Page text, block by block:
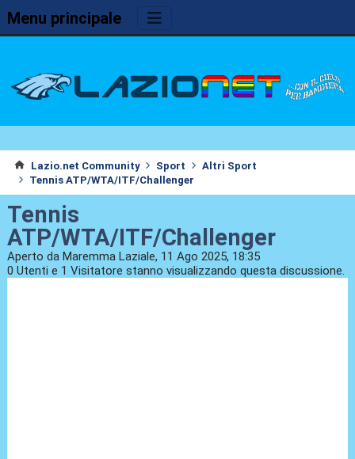
Menu principale
Lazio.net Community Sport
Altri Sport
Tennis ATP/WTA/ITF/Challenger
Tennis
ATP/WTA/ITF/Challenger
Aperto da Maremma Laziale, 11 Ago 2025, 18:35
0 Utenti e 1 Visitatore stanno visualizzando questa discussione.